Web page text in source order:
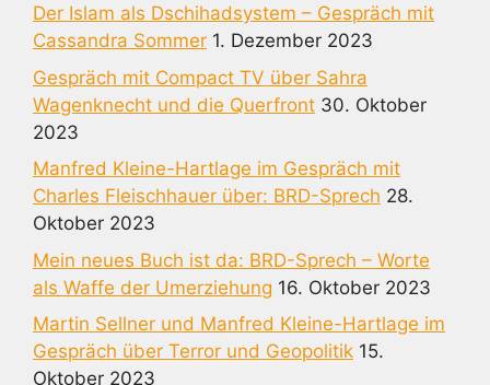
Der Islam als Dschihadsystem – Gespräch mit
Cassandra Sommer 1. Dezember 2023
Gespräch mit Compact TV über Sahra
Wagenknecht und die Querfront 30. Oktober
2023
Manfred Kleine-Hartlage im Gespräch mit
Charles Fleischhauer über: BRD-Sprech 28.
Oktober 2023
Mein neues Buch ist da: BRD-Sprech – Worte
als Waffe der Umerziehung 16. Oktober 2023
Martin Sellner und Manfred Kleine-Hartlage im
Gespräch über Terror und Geopolitik 15.
Oktober 2023